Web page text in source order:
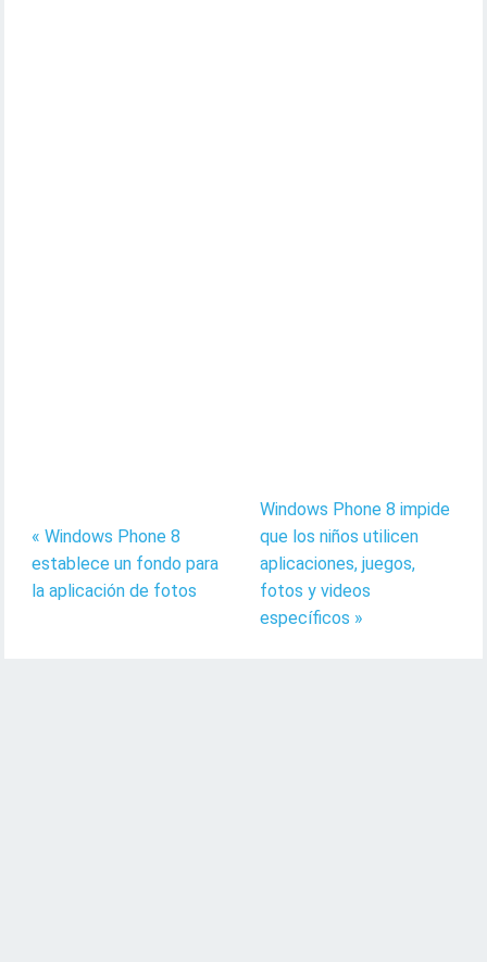
« Windows Phone 8
establece un fondo para
la aplicación de fotos
Windows Phone 8 impide
que los niños utilicen
aplicaciones, juegos,
fotos y videos
específicos »